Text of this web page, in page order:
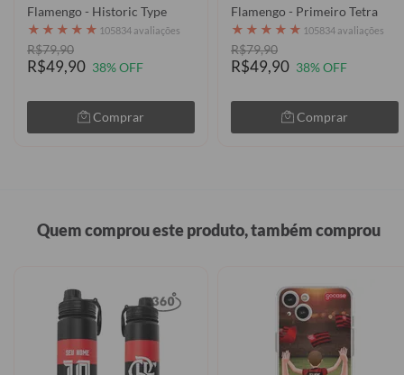
Flamengo - Historic Type
★ ★ ★ ★ ★ 105834 avaliações
R$79,90
R$49,90 38% OFF
Comprar
Flamengo - Primeiro Tetra
★ ★ ★ ★ ★ 105834 avaliações
R$79,90
R$49,90 38% OFF
Comprar
Quem comprou este produto, também comprou